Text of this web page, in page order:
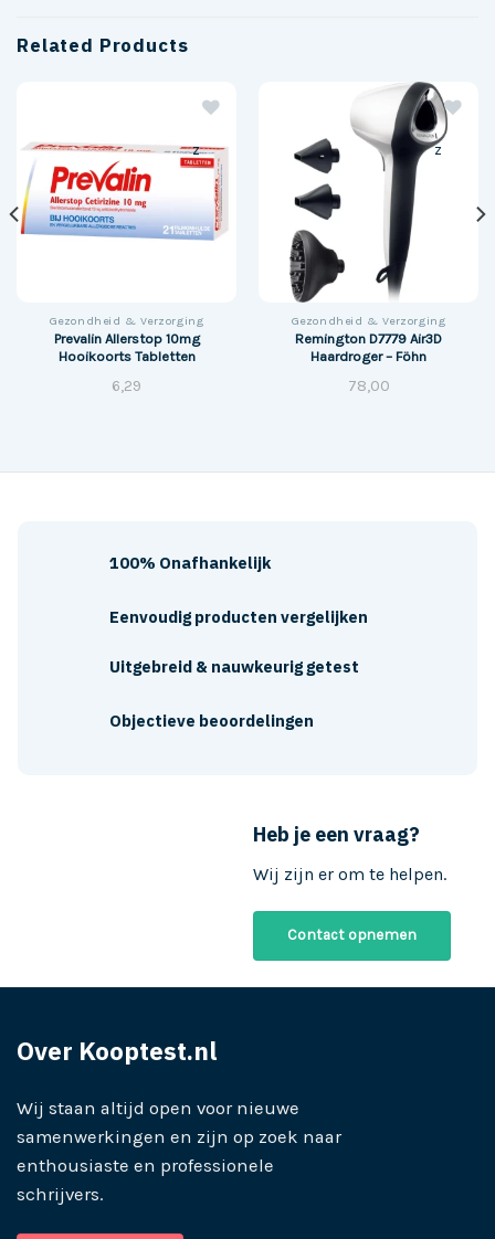
Related Products
z
Gezondheid & Verzorging
Prevalin Allerstop 10mg
Hooikoorts Tabletten
6,29
z
Gezondheid & Verzorging
Remington D7779 Air3D
Haardroger – Föhn
78,00
Heb je een vraag?
Wij zijn er om te helpen.
Contact opnemen
100% Onafhankelijk
Eenvoudig producten vergelijken
Uitgebreid & nauwkeurig getest
Objectieve beoordelingen
Over Kooptest.nl
Wij staan altijd open voor nieuwe
samenwerkingen en zijn op zoek naar
enthousiaste en professionele
schrijvers.